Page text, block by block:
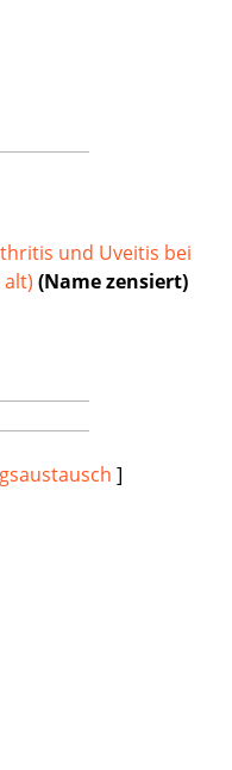
und Uveitis bei
alt) (Name zensiert)
]